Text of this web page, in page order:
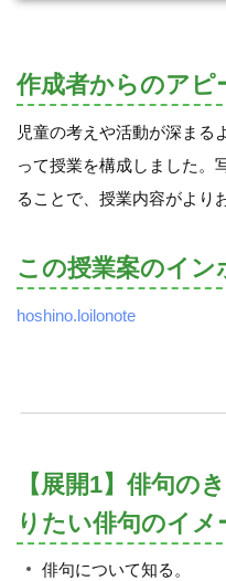
作成者からのアピ
児童の考えや活動が深まる
って授業を構成しました。
ることで、授業内容がより
この授業案のイン
hoshino.loilonote
【展開1】俳句の
りたい俳句のイメ
俳句について知る。